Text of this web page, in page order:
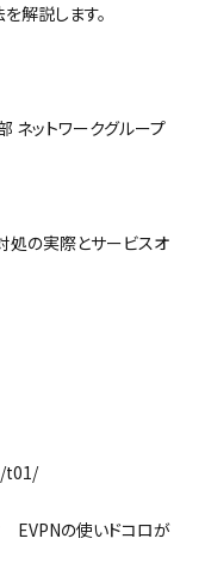
説します。
ットワークグループ
の実際とサービスオ
EVPNの使いドコロが